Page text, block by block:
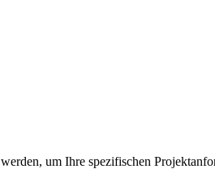
um Ihre spezifischen